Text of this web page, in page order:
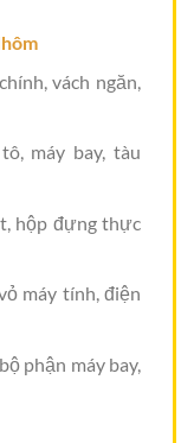
vách ngăn,
máy bay, tàu
hộp đựng thực
máy tính, điện
phận máy bay,